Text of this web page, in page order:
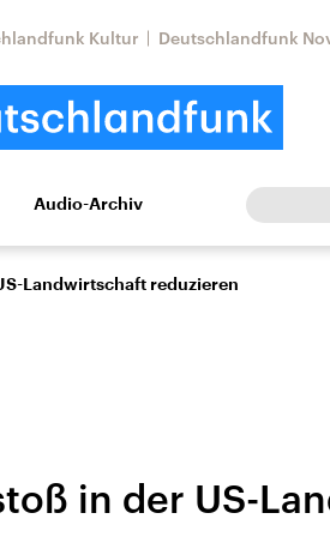
Kultur Deutschlandfunk
Kultur Europa
Iran
Audio-Archiv
Landwirtschaft reduzieren
in der US-